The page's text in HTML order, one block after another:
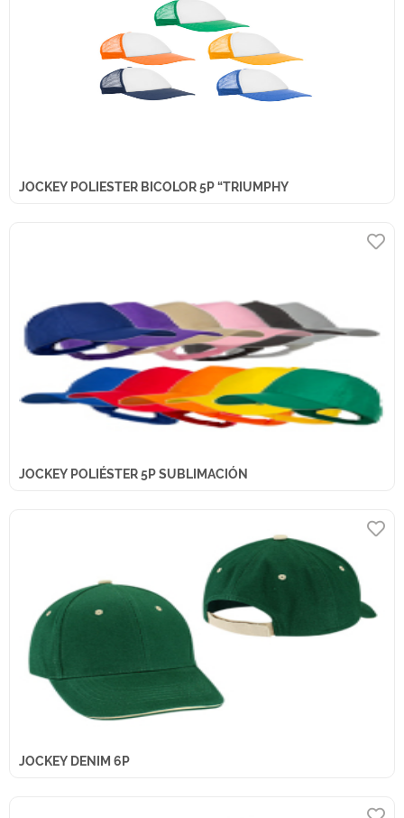
JOCKEY POLIESTER BICOLOR 5P “TRIUMPHY
JOCKEY POLIÉSTER 5P SUBLIMACIÓN
JOCKEY DENIM 6P